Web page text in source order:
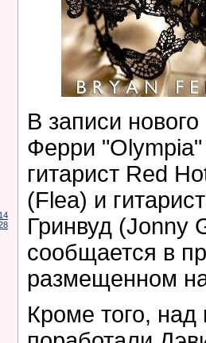
14
В записи
Ферри
гитарист Red
(Flea) и
Гринвуд (Jonny
сообщается в
размещенном
Кроме того, над